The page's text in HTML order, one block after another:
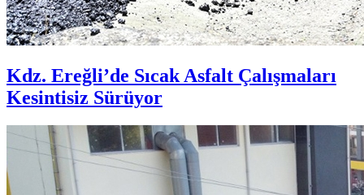
Kdz. Ereğli’de Sıcak Asfalt Çalışmaları
Kesintisiz Sürüyor